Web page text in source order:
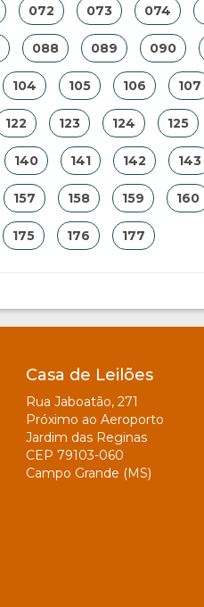
072 073 074
088 089 090
104 105 106 107
122 123 124 125
140 141 142 143
157 158 159 160
175 176 177
Casa de Leilões
Rua Jaboatão, 271
Próximo ao Aeroporto
Jardim das Reginas
CEP 79103-060
Campo Grande (MS)